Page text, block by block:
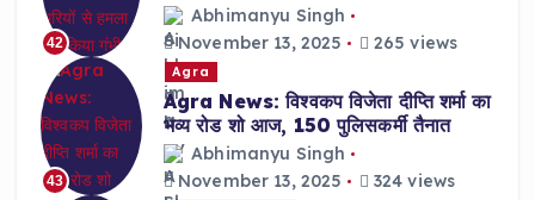
42
Abhimanyu Singh
November 13, 2025
265 views
43
Agra
Agra News: विश्वकप विजेता दीप्ति शर्मा का
भव्य रोड शो आज, 150 पुलिसकर्मी तैनात
Abhimanyu Singh
November 13, 2025
324 views